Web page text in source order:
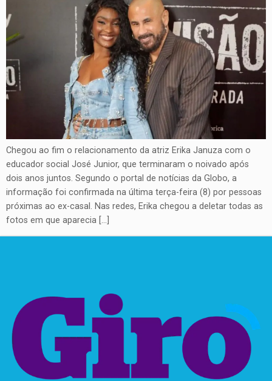
Chegou ao fim o relacionamento da atriz Erika Januza com o
educador social José Junior, que terminaram o noivado após
dois anos juntos. Segundo o portal de notícias da Globo, a
informação foi confirmada na última terça-feira (8) por pessoas
próximas ao ex-casal. Nas redes, Erika chegou a deletar todas as
fotos em que aparecia […]